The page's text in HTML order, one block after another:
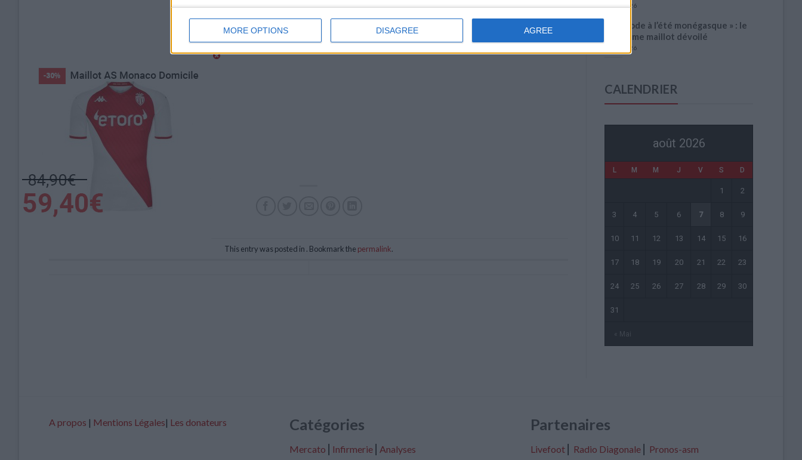
MORE OPTIONS DISAGREE AGREE
This entry was posted in . Bookmark the permalink.
4 août 2026
« Une ode à l’été monégasque » : le
troisième maillot dévoilé
4 août 2026
CALENDRIER
août 2026
L M M J V S D
« Mai
1 2
3 4 5 6 7 8 9
10 11 12 13 14 15 16
17 18 19 20 21 22 23
24 25 26 27 28 29 30
31
A propos | Mentions Légales| Les donateurs Catégories
Mercato Infirmerie Analyses
Partenaires
Livefoot⎢ Radio Diagonale⎢ Pronos-asm